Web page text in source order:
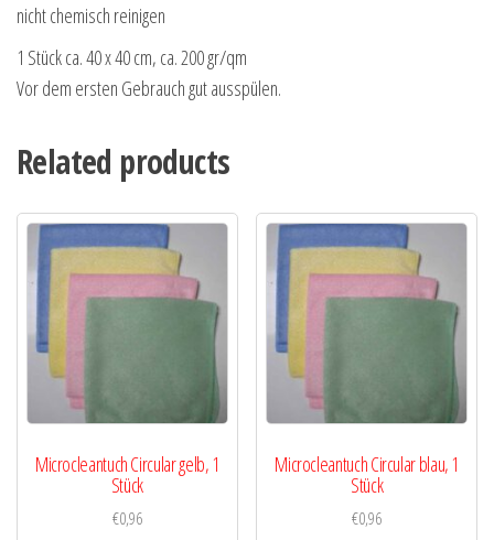
nicht chemisch reinigen
1 Stück ca. 40 x 40 cm, ca. 200 gr/qm
Vor dem ersten Gebrauch gut ausspülen.
Related products
Microcleantuch Circular gelb, 1
Stück
€0,96
Microcleantuch Circular blau, 1
Stück
€0,96